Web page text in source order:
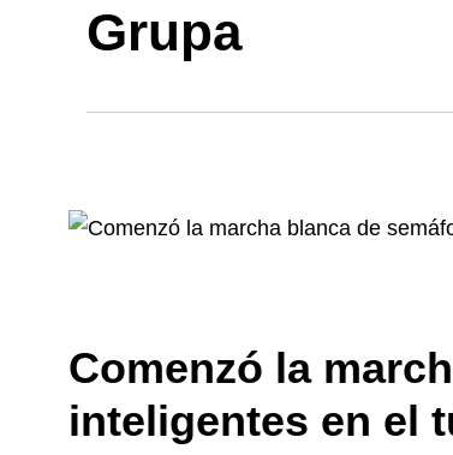
Grupa
Comenzó la
inteligentes en el